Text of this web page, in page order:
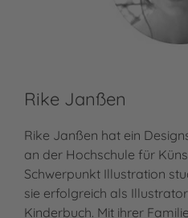
Rike Janßen
Rike Janßen hat ein
an der Hochschule für
Schwerpunkt Illustration
sie erfolgreich als
Kinderbuch. Mit ihrer